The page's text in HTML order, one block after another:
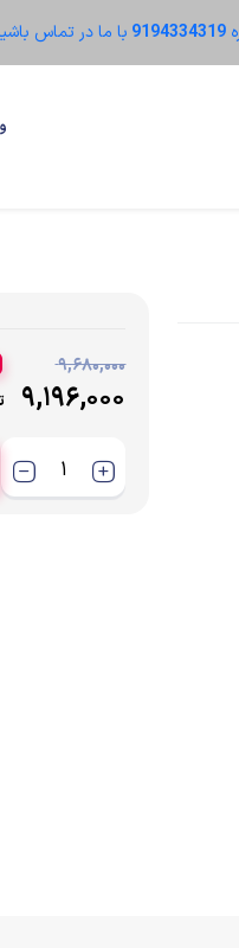
9194334319 با ما در تماس
۹,۶۸۰,۰۰۰
۹,۱۹۶,۰۰۰